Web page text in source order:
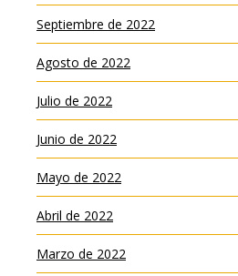
Septiembre de 2022
Agosto de 2022
Julio de 2022
Junio de 2022
Mayo de 2022
Abril de 2022
Marzo de 2022